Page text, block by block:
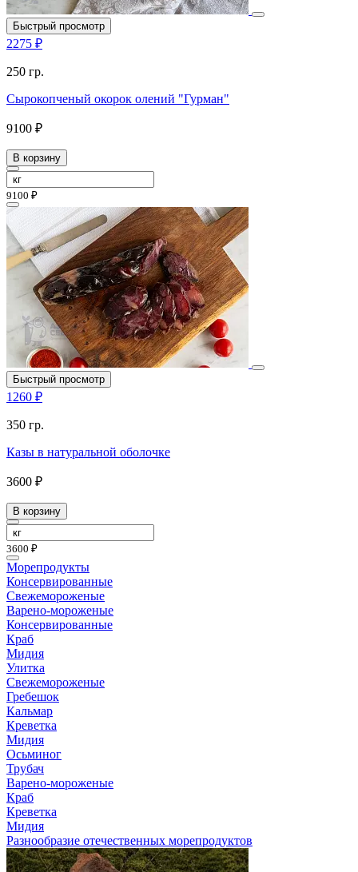
Быстрый просмотр
2275 ₽
250 гр.
Сырокопченый окорок олений "Гурман"
9100 ₽
В корзину
9100 ₽
Быстрый просмотр
1260 ₽
350 гр.
Казы в натуральной оболочке
3600 ₽
В корзину
3600 ₽
Морепродукты
Консервированные
Свежемороженые
Варено-мороженые
Консервированные
Краб
Мидия
Улитка
Свежемороженые
Гребешок
Кальмар
Креветка
Мидия
Осьминог
Трубач
Варено-мороженые
Краб
Креветка
Мидия
Разнообразие отечественных морепродуктов